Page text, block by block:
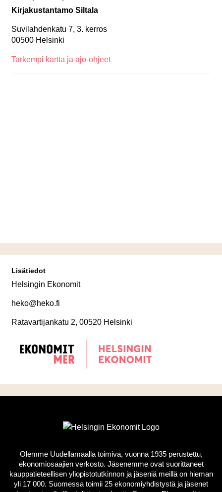
Kirjakustantamo Siltala
Suvilahdenkatu 7, 3. kerros
00500 Helsinki
Tarkempi kartta ja ajo-ohjeet
Lisätiedot
Helsingin Ekonomit
heko@heko.fi
Ratavartijankatu 2, 00520 Helsinki
Olemme Uudellamaalla toimiva, vuonna 1935 perustettu,
ekonomiosaajien verkosto. Jäsenemme ovat suorittaneet
kauppatieteellisen yliopistotutkinnon ja jäseniä meillä on hieman
yli 17 000. Suomessa toimii 25 ekonomiyhdistystä ja jäsenet